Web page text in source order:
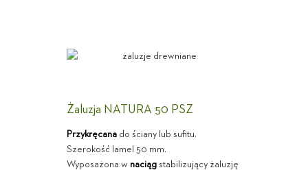
Żaluzja NATURA 50 PSZ
Przykręcanado ściany lub sufitu.
Szerokość lamel 50 mm.
Wyposażona w naciągstabilizujący żaluzję